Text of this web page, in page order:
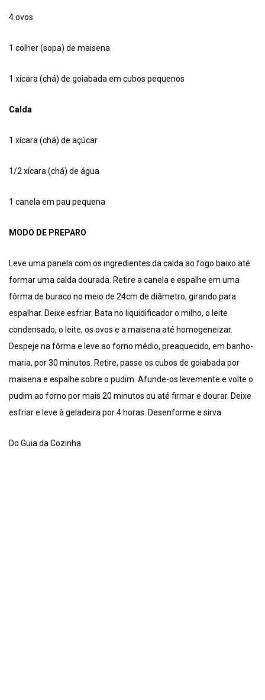
4 ovos
1 colher (sopa) de maisena
1 xícara (chá) de goiabada em cubos pequenos
Calda
1 xícara (chá) de açúcar
1/2 xícara (chá) de água
1 canela em pau pequena
MODO DE PREPARO
Leve uma panela com os ingredientes da calda ao fogo baixo até
formar uma calda dourada. Retire a canela e espalhe em uma
fôrma de buraco no meio de 24cm de diâmetro, girando para
espalhar. Deixe esfriar. Bata no liquidificador o milho, o leite
condensado, o leite, os ovos e a maisena até homogeneizar.
Despeje na fôrma e leve ao forno médio, preaquecido, em banho-
maria, por 30 minutos. Retire, passe os cubos de goiabada por
maisena e espalhe sobre o pudim. Afunde-os levemente e volte o
pudim ao forno por mais 20 minutos ou até firmar e dourar. Deixe
esfriar e leve à geladeira por 4 horas. Desenforme e sirva.
Do Guia da Cozinha